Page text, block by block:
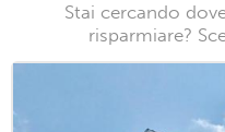
Stai cercando
risparmiare?